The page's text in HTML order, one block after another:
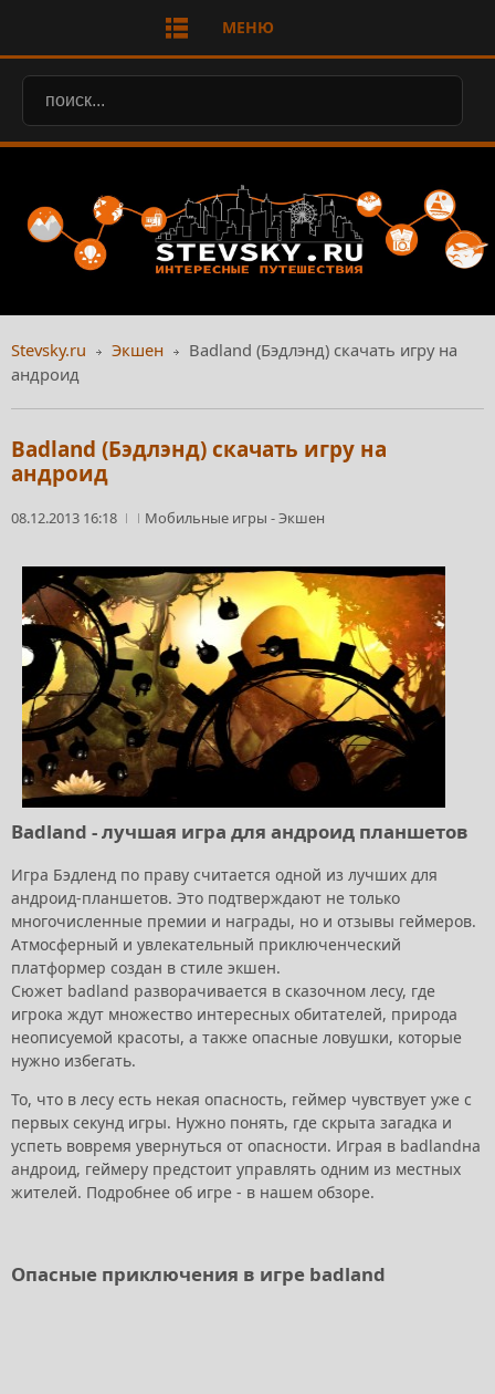
МЕНЮ
Stevsky.ru Экшен
Badland (Бэдлэнд) скачать игру на
андроид
Badland (Бэдлэнд) скачать игру на
андроид
08.12.2013 16:18 Мобильные игры -Экшен
Badland - лучшая игра для андроид планшетов
Игра Бэдленд по праву считается одной из лучших для
андроид-планшетов. Это подтверждают не только
многочисленные премии и награды, но и отзывы геймеров.
Атмосферный и увлекательный приключенческий
платформер создан в стиле экшен.
Сюжет badland разворачивается в сказочном лесу, где
игрока ждут множество интересных обитателей, природа
неописуемой красоты, а также опасные ловушки, которые
нужно избегать.
То, что в лесу есть некая опасность, геймер чувствует уже с
первых секунд игры. Нужно понять, где скрыта загадка и
успеть вовремя увернуться от опасности. Играя в badlandна
андроид, геймеру предстоит управлять одним из местных
жителей. Подробнее об игре - в нашем обзоре.
Опасные приключения в игре badland